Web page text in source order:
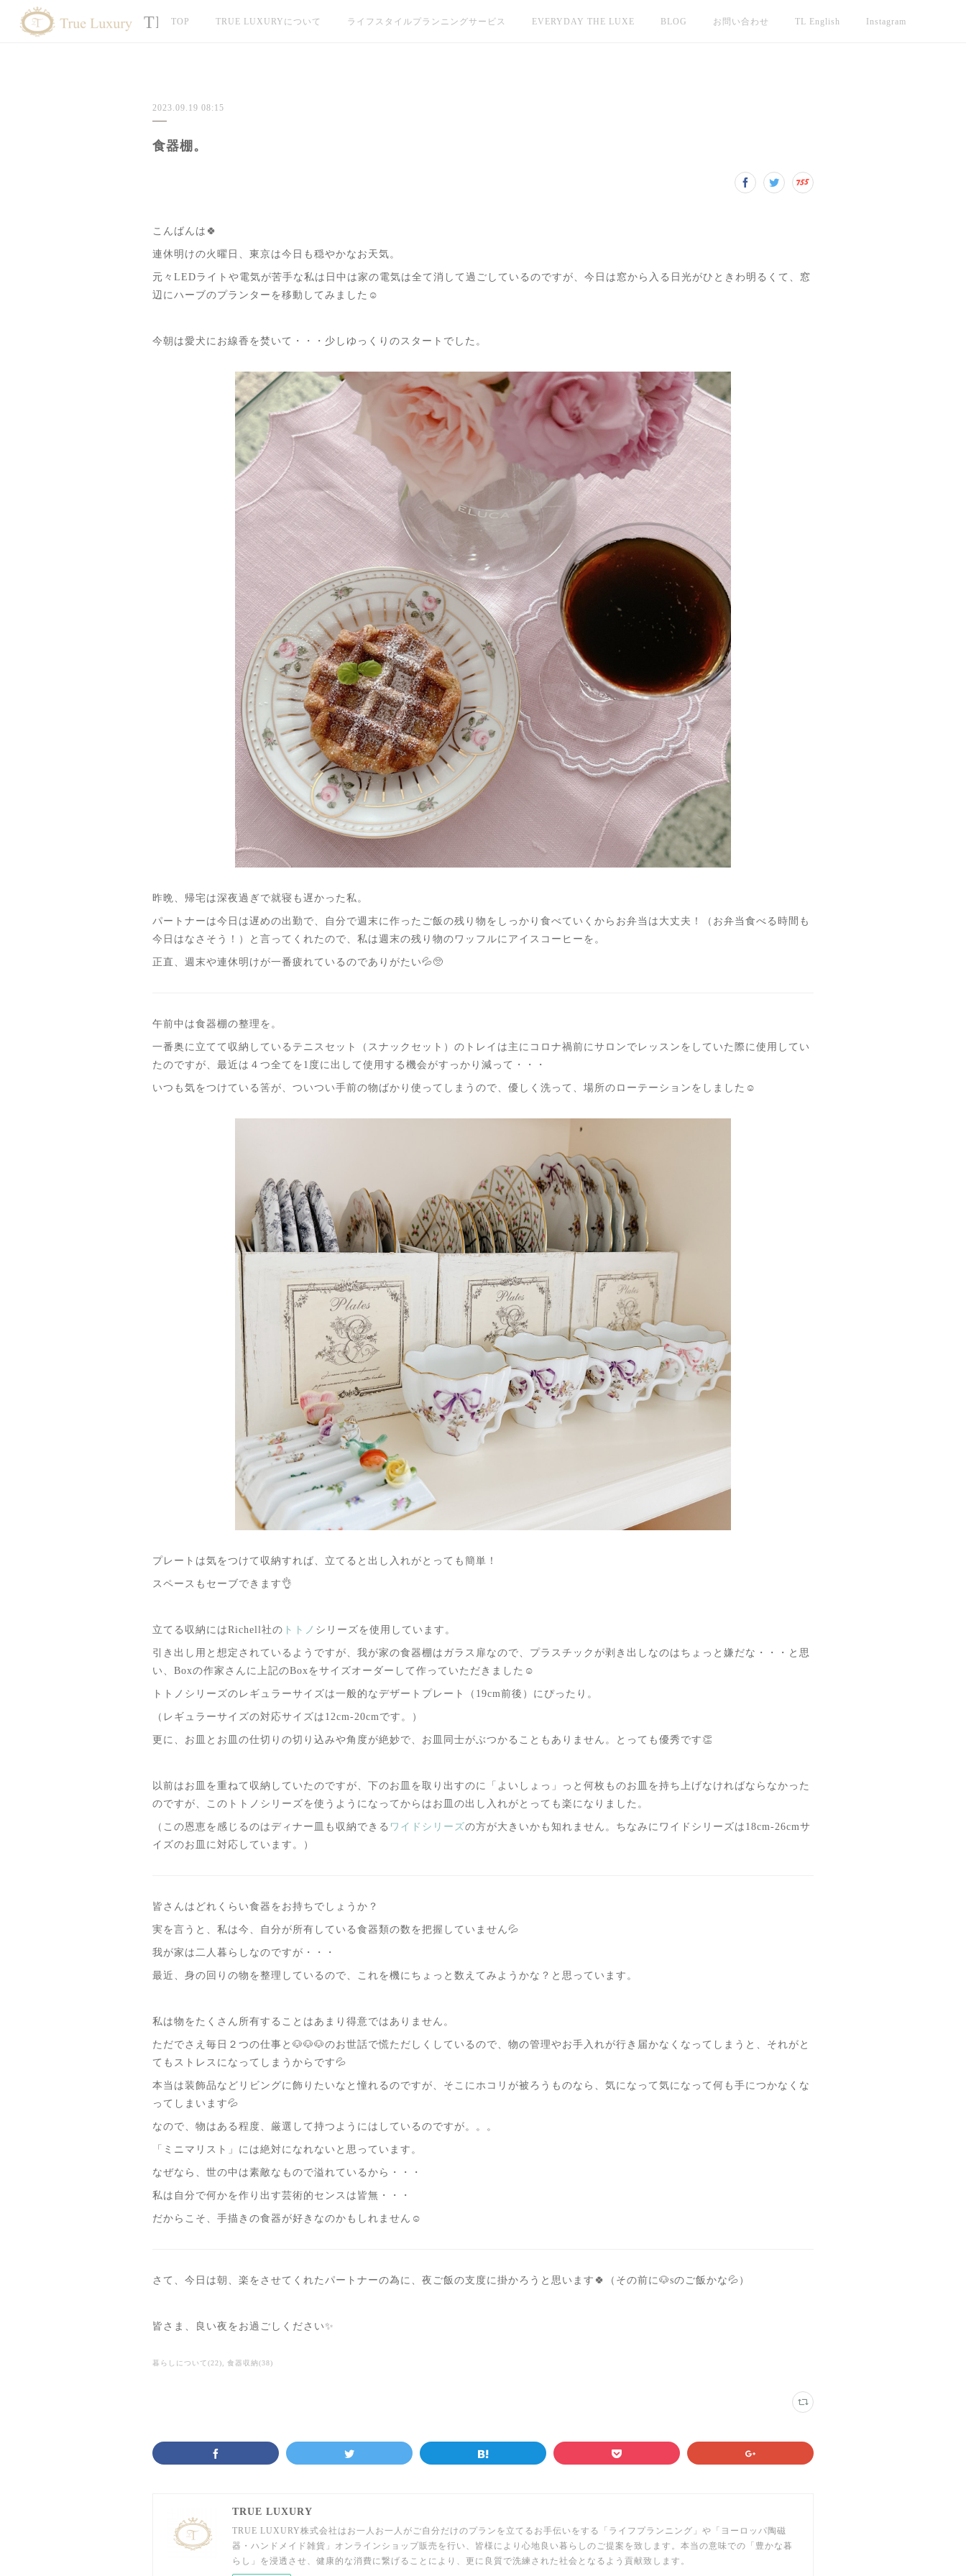
TRUE LUXURY
TOP TRUE LUXURYについて ライフスタイルプランニングサービス EVERYDAY THE LUXE BLOG お問い合わせ TL English Instagram
2023.09.19 08:15
食器棚。
こんばんは🍀
連休明けの火曜日、東京は今日も穏やかなお天気。
元々LEDライトや電気が苦手な私は日中は家の電気は全て消して過ごしているのですが、今日は窓から入る日光がひときわ明るくて、窓
辺にハーブのプランターを移動してみました☺️
今朝は愛犬にお線香を焚いて・・・少しゆっくりのスタートでした。
昨晩、帰宅は深夜過ぎで就寝も遅かった私。
パートナーは今日は遅めの出勤で、自分で週末に作ったご飯の残り物をしっかり食べていくからお弁当は大丈夫！（お弁当食べる時間も
今日はなさそう！）と言ってくれたので、私は週末の残り物のワッフルにアイスコーヒーを。
正直、週末や連休明けが一番疲れているのでありがたい💦🥺
午前中は食器棚の整理を。
一番奥に立てて収納しているテニスセット（スナックセット）のトレイは主にコロナ禍前にサロンでレッスンをしていた際に使用してい
たのですが、最近は４つ全てを1度に出して使用する機会がすっかり減って・・・
いつも気をつけている筈が、ついつい手前の物ばかり使ってしまうので、優しく洗って、場所のローテーションをしました☺️
プレートは気をつけて収納すれば、立てると出し入れがとっても簡単！
スペースもセーブできます👌
立てる収納にはRichell社の トトノ シリーズを使用しています。
引き出し用と想定されているようですが、我が家の食器棚はガラス扉なので、プラスチックが剥き出しなのはちょっと嫌だな・・・と思
い、Boxの作家さんに上記のBoxをサイズオーダーして作っていただきました☺️
トトノシリーズのレギュラーサイズは一般的なデザートプレート（19cm前後）にぴったり。
（レギュラーサイズの対応サイズは12cm-20cmです。）
更に、お皿とお皿の仕切りの切り込みや角度が絶妙で、お皿同士がぶつかることもありません。とっても優秀です👏
以前はお皿を重ねて収納していたのですが、下のお皿を取り出すのに「よいしょっ」っと何枚ものお皿を持ち上げなければならなかった
のですが、このトトノシリーズを使うようになってからはお皿の出し入れがとっても楽になりました。
（この恩恵を感じるのはディナー皿も収納できる ワイドシリーズの方が大きいかも知れません。ちなみにワイドシリーズは18cm-26cmサ
イズのお皿に対応しています。）
皆さんはどれくらい食器をお持ちでしょうか？
実を言うと、私は今、自分が所有している食器類の数を把握していません💦
我が家は二人暮らしなのですが・・・
最近、身の回りの物を整理しているので、これを機にちょっと数えてみようかな？と思っています。
私は物をたくさん所有することはあまり得意ではありません。
ただでさえ毎日２つの仕事と🐶🐶🐶のお世話で慌ただしくしているので、物の管理やお手入れが行き届かなくなってしまうと、それがと
てもストレスになってしまうからです💦
本当は装飾品などリビングに飾りたいなと憧れるのですが、そこにホコリが被ろうものなら、気になって気になって何も手につかなくな
ってしまいます💦
なので、物はある程度、厳選して持つようにはしているのですが。。。
「ミニマリスト」には絶対になれないと思っています。
なぜなら、世の中は素敵なもので溢れているから・・・
私は自分で何かを作り出す芸術的センスは皆無・・・
だからこそ、手描きの食器が好きなのかもしれません☺️
さて、今日は朝、楽をさせてくれたパートナーの為に、夜ご飯の支度に掛かろうと思います🍀（その前に🐶sのご飯かな💦）
皆さま、良い夜をお過ごしください✨
暮らしについて(22) 食器収納(38)
TRUE LUXURY
TRUE LUXURY株式会社はお一人お一人がご自分だけのプランを立てるお手伝いをする「ライフプランニング」や「ヨーロッパ陶磁
器・ハンドメイド雑貨」オンラインショップ販売を行い、皆様により心地良い暮らしのご提案を致します。本当の意味での「豊かな暮
らし」を浸透させ、健康的な消費に繋げることにより、更に良質で洗練された社会となるよう貢献致します。